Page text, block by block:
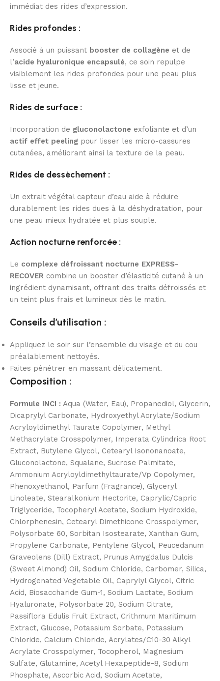
immédiat des rides d’expression.
Rides profondes :
Associé à un puissant booster de collagène et de
l’acide hyaluronique encapsulé, ce soin repulpe
visiblement les rides profondes pour une peau plus
lisse et jeune.
Rides de surface :
Incorporation de gluconolactone exfoliante et d’un
actif effet peeling pour lisser les micro-cassures
cutanées, améliorant ainsi la texture de la peau.
Rides de dessèchement :
Un extrait végétal capteur d’eau aide à réduire
durablement les rides dues à la déshydratation, pour
une peau mieux hydratée et plus souple.
Action nocturne renforcée :
Le complexe défroissant nocturne EXPRESS-
RECOVER combine un booster d’élasticité cutané à un
ingrédient dynamisant, offrant des traits défroissés et
un teint plus frais et lumineux dès le matin.
Conseils d’utilisation :
Appliquez le soir sur l’ensemble du visage et du cou
préalablement nettoyés.
Faites pénétrer en massant délicatement.
Composition :
Formule INCI : Aqua (Water, Eau), Propanediol, Glycerin,
Dicaprylyl Carbonate, Hydroxyethyl Acrylate/Sodium
Acryloyldimethyl Taurate Copolymer, Methyl
Methacrylate Crosspolymer, Imperata Cylindrica Root
Extract, Butylene Glycol, Cetearyl Isononanoate,
Gluconolactone, Squalane, Sucrose Palmitate,
Ammonium Acryloyldimethyltaurate/Vp Copolymer,
Phenoxyethanol, Parfum (Fragrance), Glyceryl
Linoleate, Stearalkonium Hectorite, Caprylic/Capric
Triglyceride, Tocopheryl Acetate, Sodium Hydroxide,
Chlorphenesin, Cetearyl Dimethicone Crosspolymer,
Polysorbate 60, Sorbitan Isostearate, Xanthan Gum,
Propylene Carbonate, Pentylene Glycol, Peucedanum
Graveolens (Dill) Extract, Prunus Amygdalus Dulcis
(Sweet Almond) Oil, Sodium Chloride, Carbomer, Silica,
Hydrogenated Vegetable Oil, Caprylyl Glycol, Citric
Acid, Biosaccharide Gum-1, Sodium Lactate, Sodium
Hyaluronate, Polysorbate 20, Sodium Citrate,
Passiflora Edulis Fruit Extract, Crithmum Maritimum
Extract, Glucose, Potassium Sorbate, Potassium
Chloride, Calcium Chloride, Acrylates/C10-30 Alkyl
Acrylate Crosspolymer, Tocopherol, Magnesium
Sulfate, Glutamine, Acetyl Hexapeptide-8, Sodium
Phosphate, Ascorbic Acid, Sodium Acetate,